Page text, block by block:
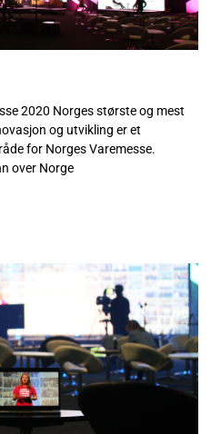
2020 Norges største og mest
og utvikling er et
for Norges Varemesse.
over Norge